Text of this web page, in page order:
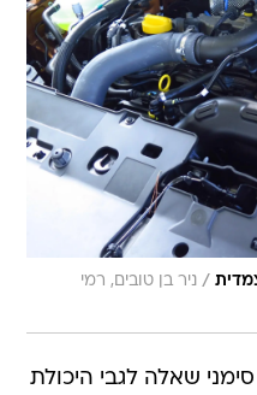
/ ניר בן טובים, רמי
שאלה לגבי היכולת